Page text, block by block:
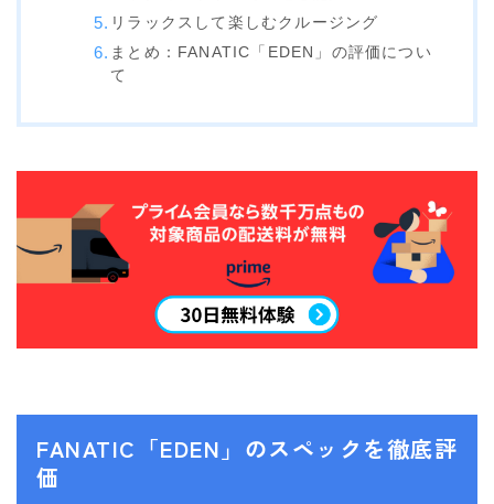
ゴーグル
anon.
ELECTRIC
himassmania
OAKLEY
AIRBLASTER
リラックスして楽しむクルージング
まとめ：FANATIC「EDEN」の評価につい
て
FANATIC「EDEN」のスペックを徹底評
価